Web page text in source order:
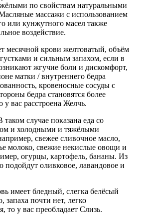
по свойствам натуральными
массажи с использованием
или кунжутного масел также
воздействие.
месячной крови желтоватый, объём
и сильным запахом, если в
жгучие боли и дискомфорт,
матки / внутреннего бедра
кровеносные сосуды с
бедра становятся более
у вас расстроена Желчь.
таком случае показана еда со
и холодными и тяжёлыми
свежее сливочное масло,
молоко, свежие некислые овощи и
огурцы, картофель, бананы. Из
подойдут оливковое, лавандовое и
имеет бледный, слегка белёсый
запаха почти нет, легко
то у вас преобладает Слизь.